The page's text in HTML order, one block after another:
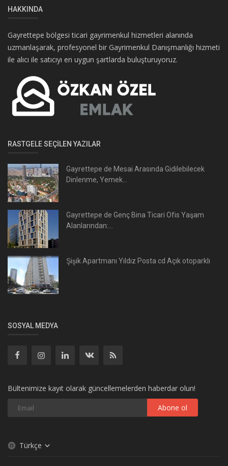
HAKKINDA
Gayrettepe bölgesi ticari gayrimenkul hizmetleri alanında
uzmanlaşarak, profesyonel bir Gayrimenkul Danışmanlığı hizmeti
ile alıcı ile satıcıyı en uygun şartlarda buluşturuyoruz.
RASTGELE SEÇILEN YAZILAR
Gayrettepe de Mesai Arasında Gidilebilecek
Dinlenme, Yemek...
Gayrettepe de Genç Bina Ticari Ofis Yaşam
Alanlarından:...
Şişik Apartmanı Yıldız Posta cd Açık otoparklı
SOSYAL MEDYA
Bültenimize kayıt olarak güncellemelerden haberdar olun!
Abone ol
Türkçe